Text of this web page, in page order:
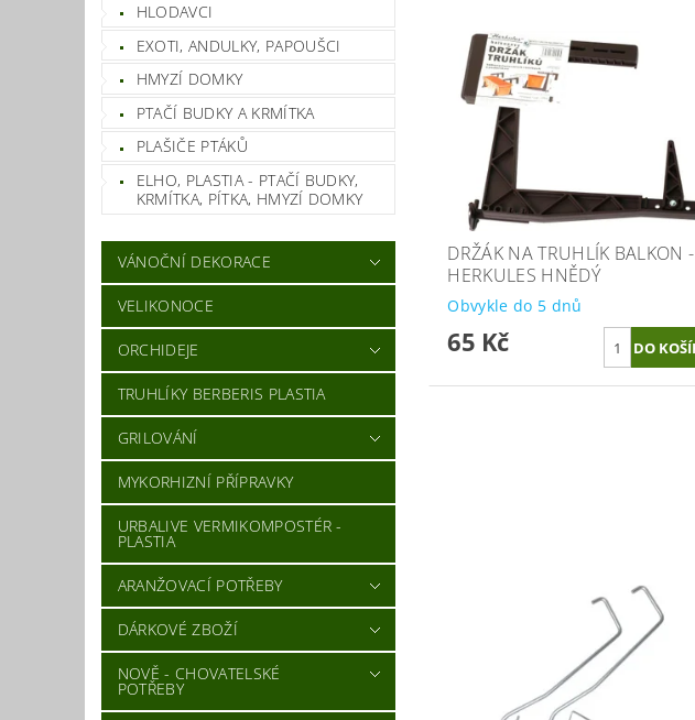
HLODAVCI
EXOTI, ANDULKY, PAPOUŠCI
HMYZÍ DOMKY
PTAČÍ BUDKY A KRMÍTKA
PLAŠIČE PTÁKŮ
ELHO, PLASTIA - PTAČÍ BUDKY,
KRMÍTKA, PÍTKA, HMYZÍ DOMKY
VÁNOČNÍ DEKORACE
VELIKONOCE
ORCHIDEJE
TRUHLÍKY BERBERIS PLASTIA
GRILOVÁNÍ
MYKORHIZNÍ PŘÍPRAVKY
URBALIVE VERMIKOMPOSTÉR -
PLASTIA
ARANŽOVACÍ POTŘEBY
DÁRKOVÉ ZBOŽÍ
NOVĚ - CHOVATELSKÉ
POTŘEBY
DRŽÁK NA TRUHLÍK BALKON -
HERKULES HNĚDÝ
Obvykle do 5 dnů
65 Kč